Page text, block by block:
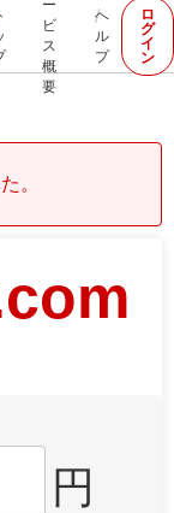
ー
ビ
ス
概
要
ヘ
ル
プ
ロ
グ
イ
ン
。
円